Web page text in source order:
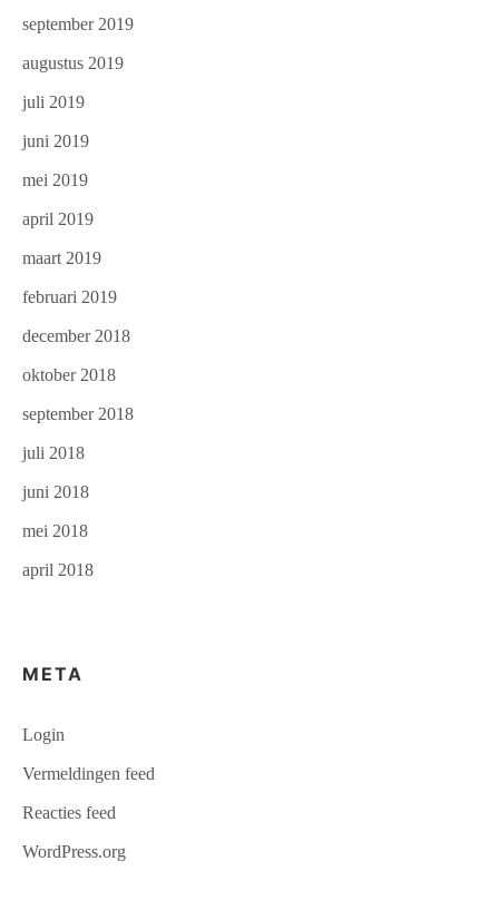
september 2019
augustus 2019
juli 2019
juni 2019
mei 2019
april 2019
maart 2019
februari 2019
december 2018
oktober 2018
september 2018
juli 2018
juni 2018
mei 2018
april 2018
META
Login
Vermeldingen feed
Reacties feed
WordPress.org